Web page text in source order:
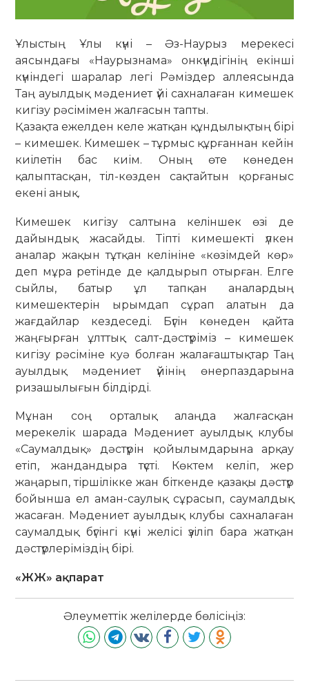
Ұлыстың Ұлы күні – Әз-Наурыз мерекесі
аясындағы «Наурызнама» онкүндігінің екінші
күніндегі шаралар легі Рәміздер аллеясында
Таң ауылдық мәдениет үйі сахналаған кимешек
кигізу рәсімімен жалғасын тапты.
Қазақта ежелден келе жатқан құндылықтың бірі
– кимешек. Кимешек – тұрмыс құрғаннан кейін
киілетін бас киім. Оның өте көнеден
қалыптасқан, тіл-көзден сақтайтын қорғаныс
екені анық.
Кимешек кигізу салтына келiншек өзi де
дайындық жасайды. Тіпті кимешекті үлкен
аналар жақын тұтқан келініне «көзімдей көр»
деп мұра ретінде де қалдырып отырған. Елге
сыйлы, батыр ұл тапқан аналардың
кимешектерін ырымдап сұрап алатын да
жағдайлар кездеседі. Бүгін көнеден қайта
жаңғырған ұлттық салт-дәстүріміз – кимешек
кигізу рәсіміне куә болған жалағаштықтар Таң
ауылдық мәдениет үйінің өнерпаздарына
ризашылығын білдірді.
Мұнан соң орталық алаңда жалғасқан
мерекелік шарада Мәдениет ауылдық клубы
«Саумалдық» дәстүрін қойылымдарына арқау
етіп, жандандыра түсті. Көктем келіп, жер
жаңарып, тіршілікке жан біткенде қазақы дәстүр
бойынша ел аман-саулық сұрасып, саумалдық
жасаған. Мәдениет ауылдық клубы сахналаған
саумалдық бүгінгі күні желісі үзіліп бара жатқан
дәстүрлеріміздің бірі.
«ЖЖ» ақпарат
Әлеуметтік желілерде бөлісіңіз: